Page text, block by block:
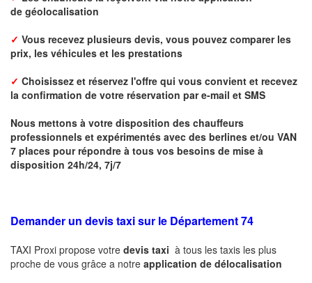
de géolocalisation
✓ Vous recevez plusieurs devis, vous pouvez comparer les
prix, les véhicules et les prestations
✓ Choisissez et réservez l'offre qui vous convient et recevez
la confirmation de votre réservation pare-mail et SMS
Nous mettons à votre disposition des chauffeurs
professionnels et expérimentés avec des berlines et/ou VAN
7 places pour répondre à tous vos besoins de mise à
disposition 24h/24, 7j/7
Demander un devis taxi sur le Département 74
TAXI Proxi propose votre devis taxi à tous les taxis les plus
proche de vous grâce a notre application de délocalisation